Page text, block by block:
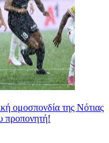
ομοσπονδία της Νότιας
προπονητή!